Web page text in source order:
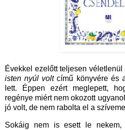
Évekkel ezelőtt teljesen
isten nyúl voltcímű könyvére és
lett. Éppen ezért meglepett,
regénye miért nem okozott
jó volt, de nem rabolta el a
Sokáig nem is esett le